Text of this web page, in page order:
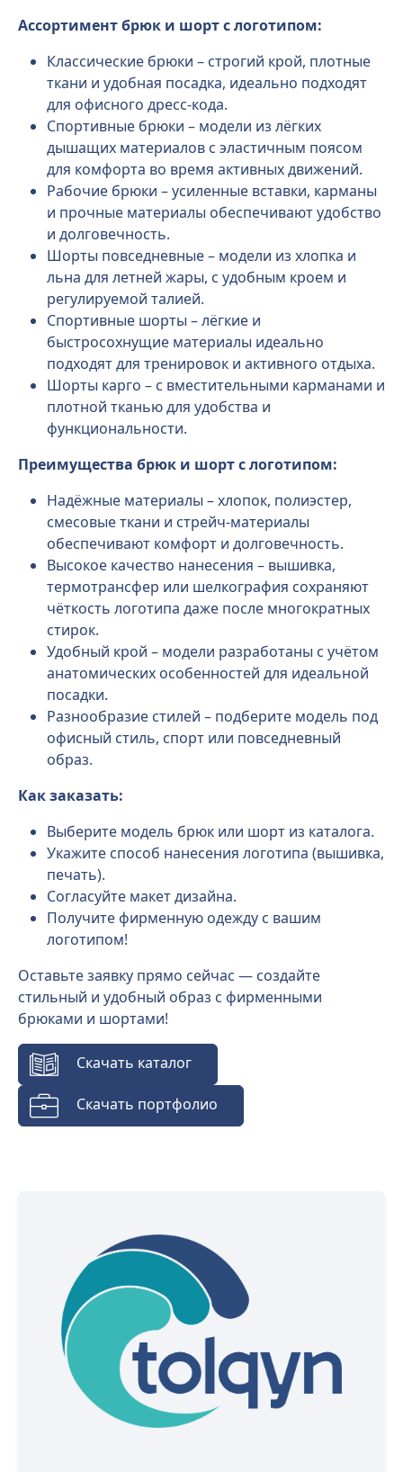
Ассортимент брюк и шорт с логотипом:
Классические брюки – строгий крой, плотные
ткани и удобная посадка, идеально подходят
для офисного дресс-кода.
Спортивные брюки – модели из лёгких
дышащих материалов с эластичным поясом
для комфорта во время активных движений.
Рабочие брюки – усиленные вставки, карманы
и прочные материалы обеспечивают удобство
и долговечность.
Шорты повседневные – модели из хлопка и
льна для летней жары, с удобным кроем и
регулируемой талией.
Спортивные шорты – лёгкие и
быстросохнущие материалы идеально
подходят для тренировок и активного отдыха.
Шорты карго – с вместительными карманами и
плотной тканью для удобства и
функциональности.
Преимущества брюк и шорт с логотипом:
Надёжные материалы – хлопок, полиэстер,
смесовые ткани и стрейч-материалы
обеспечивают комфорт и долговечность.
Высокое качество нанесения – вышивка,
термотрансфер или шелкография сохраняют
чёткость логотипа даже после многократных
стирок.
Удобный крой – модели разработаны с учётом
анатомических особенностей для идеальной
посадки.
Разнообразие стилей – подберите модель под
офисный стиль, спорт или повседневный
образ.
Как заказать:
Выберите модель брюк или шорт из каталога.
Укажите способ нанесения логотипа (вышивка,
печать).
Согласуйте макет дизайна.
Получите фирменную одежду с вашим
логотипом!
Оставьте заявку прямо сейчас — создайте
стильный и удобный образ с фирменными
брюками и шортами!
Скачать каталог
Скачать портфолио